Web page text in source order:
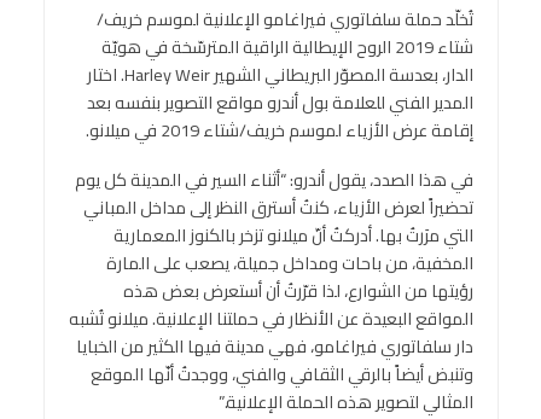
تُخلّد حملة سلفاتوري فيراغامو الإعلانية لموسم خريف/
شتاء 2019 الروح الإيطالية الراقية المترسّخة في هويّة
الدار، بعدسة المصوّر البريطاني الشهير Harley Weir. اختار
المدير الفني للعلامة بول أندرو مواقع التصوير بنفسه بعد
إقامة عرض الأزياء لموسم خريف/شتاء 2019 في ميلانو.
في هذا الصدد، يقول أندرو: “أثناء السير في المدينة كل يوم
تحضيراً لعرض الأزياء، كنتُ أسترق النظر إلى مداخل المباني
التي مرَرتُ بها. أدركتُ أنّ ميلانو تزخر بالكنوز المعمارية
المخفية، من باحات ومداخل جميلة، يصعب على المارة
رؤيتها من الشوارع، لذا قرّرتُ أن أستعرض بعض هذه
المواقع البعيدة عن الأنظار في حملتنا الإعلانية. ميلانو تُشبه
دار سلفاتوري فيراغامو، فهي مدينة فيها الكثير من الخبايا
وتنبض أيضاً بالرقي الثقافي والفني، ووجدتُ أنّها الموقع
المثالي لتصوير هذه الحملة الإعلانية.”